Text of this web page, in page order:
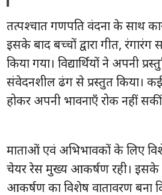
तत्पश्चात गणपति वंदना के साथ
इसके बाद बच्चों द्वारा गीत,
किया गया। विद्यार्थियों ने अपनी
संवेदनशील ढंग से प्रस्तुत किया।
होकर अपनी भावनाएँ रोक नहीं
माताओं एवं अभिभावकों के लिए
चेयर रेस मुख्य आकर्षण रही। इसके
आकर्षण का विशेष वातावरण बना